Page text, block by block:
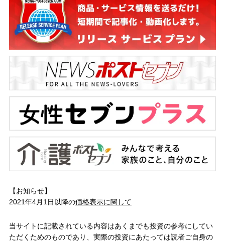
【お知らせ】
2021年4月1日以降の価格表示に関して
当サイトに記載されている内容はあくまでも投資の参考にしてい
ただくためのものであり、実際の投資にあたっては読者ご自身の